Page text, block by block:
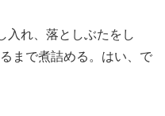
入れ、落としぶたをし
まで煮詰める。はい、で